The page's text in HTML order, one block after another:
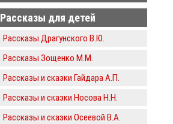
Рассказы для детей
Рассказы Драгунского В.Ю.
Рассказы Зощенко М.М.
Рассказы и сказки Гайдара А.П.
Рассказы и сказки Носова Н.Н.
Рассказы и сказки Осеевой В.А.